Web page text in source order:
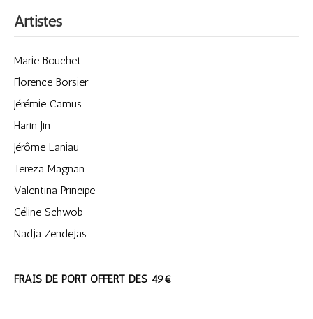
Artistes
Marie Bouchet
Florence Borsier
Jérémie Camus
Harin Jin
Jérôme Laniau
Tereza Magnan
Valentina Principe
Céline Schwob
Nadja Zendejas
FRAIS DE PORT OFFERT DES 49€